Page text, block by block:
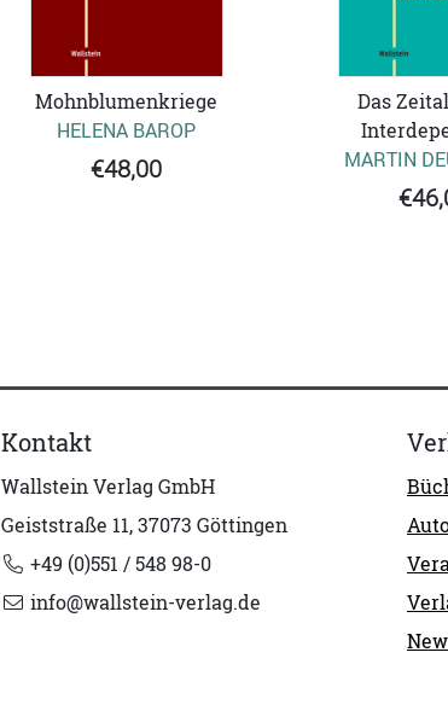
Mohnblumenkriege
HELENA BAROP
€48,00
Das
MARTIN
Kontakt
Wallstein Verlag GmbH
Geiststraße 11, 37073 Göttingen
+49 (0)551 / 548 98-0
info@wallstein-verlag.de